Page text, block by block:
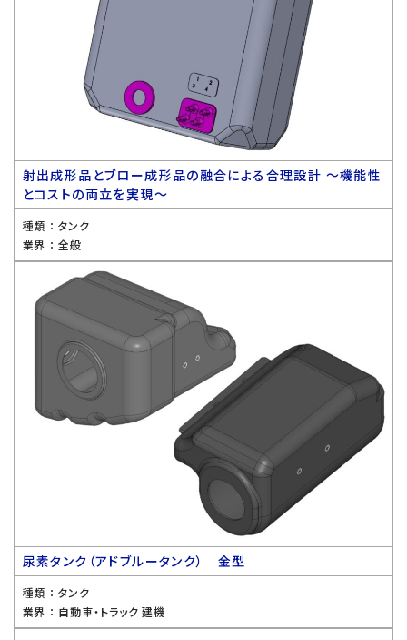
射出成形品とブロー成形品の融合による合理設計 〜機能性
とコストの両立を実現〜
種類 ： タンク
業界 ： 全般
尿素タンク（アドブルータンク） 金型
種類 ： タンク
業界 ： 自動車・トラック 建機